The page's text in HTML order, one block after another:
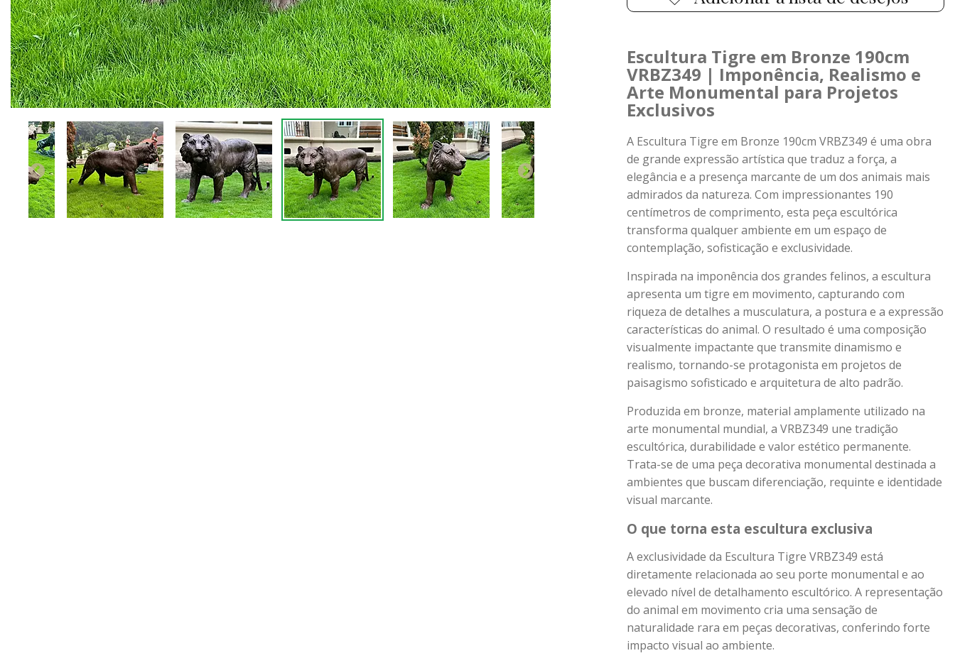
Escultura Tigre em Bronze 190cm
VRBZ349 | Imponência, Realismo e
Arte Monumental para Projetos
Exclusivos
A Escultura Tigre em Bronze 190cm VRBZ349 é uma obra
de grande expressão artística que traduz a força, a
elegância e a presença marcante de um dos animais mais
admirados da natureza. Com impressionantes 190
centímetros de comprimento, esta peça escultórica
transforma qualquer ambiente em um espaço de
contemplação, sofisticação e exclusividade.
Inspirada na imponência dos grandes felinos, a escultura
apresenta um tigre em movimento, capturando com
riqueza de detalhes a musculatura, a postura e a expressão
características do animal. O resultado é uma composição
visualmente impactante que transmite dinamismo e
realismo, tornando-se protagonista em projetos de
paisagismo sofisticado e arquitetura de alto padrão.
Produzida em bronze, material amplamente utilizado na
arte monumental mundial, a VRBZ349 une tradição
escultórica, durabilidade e valor estético permanente.
Trata-se de uma peça decorativa monumental destinada a
ambientes que buscam diferenciação, requinte e identidade
visual marcante.
O que torna esta escultura exclusiva
A exclusividade da Escultura Tigre VRBZ349 está
diretamente relacionada ao seu porte monumental e ao
elevado nível de detalhamento escultórico. A representação
do animal em movimento cria uma sensação de
naturalidade rara em peças decorativas, conferindo forte
impacto visual ao ambiente.